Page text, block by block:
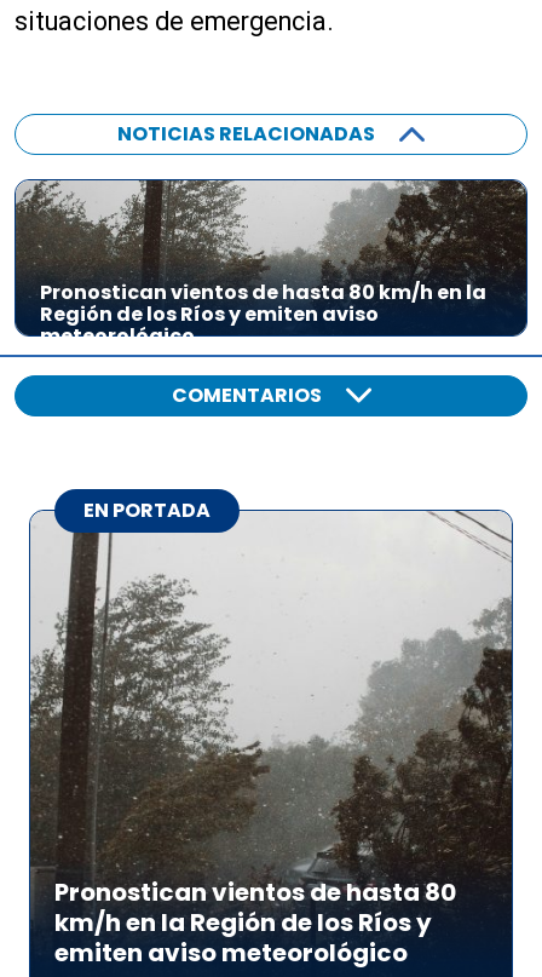
situaciones de emergencia.
NOTICIAS RELACIONADAS
Pronostican vientos de hasta 80 km/h en la
Región de los Ríos y emiten aviso
meteorológico
COMENTARIOS
EN PORTADA
Pronostican vientos de hasta 80
km/h en la Región de los Ríos y
emiten aviso meteorológico